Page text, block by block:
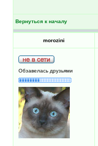
Вернуться к началу
morozini
Обзавелась друзьями